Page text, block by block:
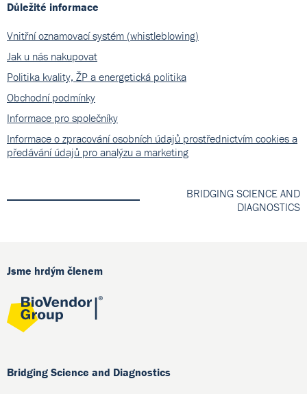
Důležité informace
Vnitřní oznamovací systém (whistleblowing)
Jak u nás nakupovat
Politika kvality, ŽP a energetická politika
Obchodní podmínky
Informace pro společníky
Informace o zpracování osobních údajů prostřednictvím cookies a
předávání údajů pro analýzu a marketing
BRIDGING SCIENCE AND
DIAGNOSTICS
Jsme hrdým členem
Bridging Science and Diagnostics